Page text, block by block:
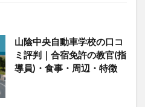
山陰中央自動車学校の口コ
ミ評判｜合宿免許の教官(指
導員)・食事・周辺・特徴